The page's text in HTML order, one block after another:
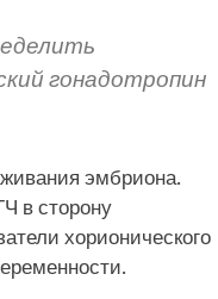
гонадотропин
эмбриона.
в сторону
хорионического